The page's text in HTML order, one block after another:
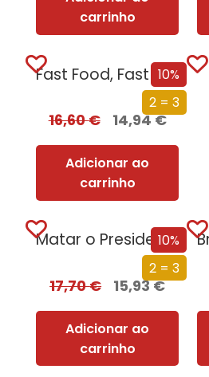
carrinho
10%
2 = 3
Fast Food, Fast Life, Fast Cancer –...
16,60€ 14,94€
Adicionar ao
carrinho
10%
2 = 3
Matar o Presidente
17,70€ 15,93€
Adicionar ao
carrinho